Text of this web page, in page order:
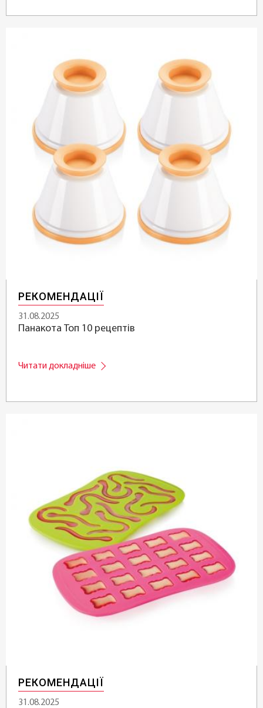
РЕКОМЕНДАЦІЇ
31.08.2025
Панакота Топ 10 рецептів
Читати докладніше
РЕКОМЕНДАЦІЇ
31.08.2025